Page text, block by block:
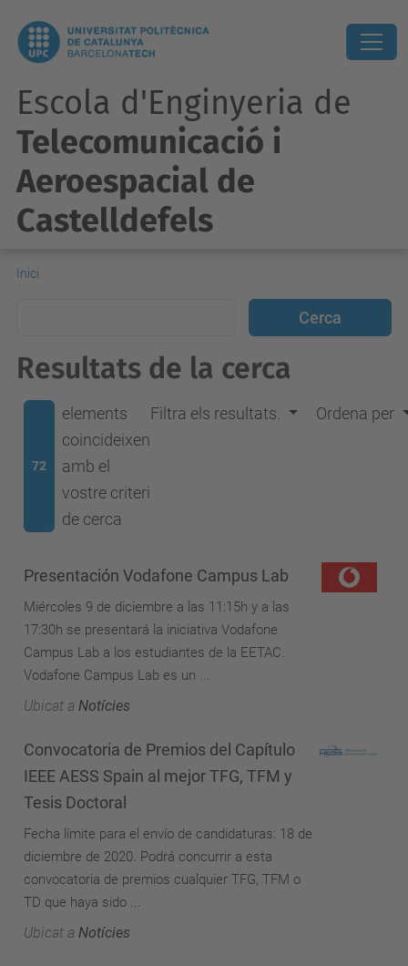
Escola d'Enginyeria de
Telecomunicació i
Aeroespacial de
Castelldefels
Inici
Resultats de la cerca
72
elements
coincideixen
amb el
vostre criteri
de cerca
Filtra els resultats. Ordena per
Presentación Vodafone Campus Lab
Miércoles 9 de diciembre a las 11:15h y a las
17:30h se presentará la iniciativa Vodafone
Campus Lab a los estudiantes de la EETAC.
Vodafone Campus Lab es un ...
Ubicat a Notícies
Convocatoria de Premios del Capítulo
IEEE AESS Spain al mejor TFG, TFM y
Tesis Doctoral
Fecha límite para el envío de candidaturas: 18 de
diciembre de 2020. Podrá concurrir a esta
convocatoria de premios cualquier TFG, TFM o
TD que haya sido ...
Ubicat a Notícies